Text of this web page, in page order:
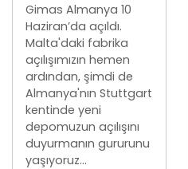
Gimas Almanya 10
Haziran’da açıldı.
Malta'daki fabrika
açılışımızın hemen
ardından, şimdi de
Almanya'nın Stuttgart
kentinde yeni
depomuzun açılışını
duyurmanın gururunu
yaşıyoruz...